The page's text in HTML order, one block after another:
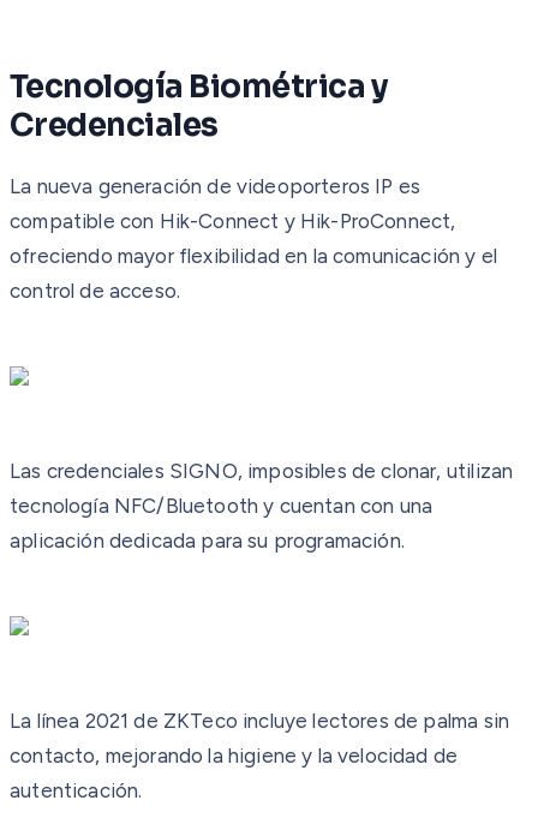
Tecnología Biométrica y
Credenciales
La nueva generación de videoporteros IP es
compatible con Hik-Connect y Hik-ProConnect,
ofreciendo mayor flexibilidad en la comunicación y el
control de acceso.
Las credenciales SIGNO, imposibles de clonar, utilizan
tecnología NFC/Bluetooth y cuentan con una
aplicación dedicada para su programación.
La línea 2021 de ZKTeco incluye lectores de palma sin
contacto, mejorando la higiene y la velocidad de
autenticación.